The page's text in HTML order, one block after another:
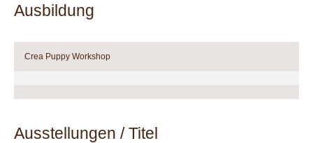
Ausbildung
Crea Puppy Workshop
Ausstellungen / Titel